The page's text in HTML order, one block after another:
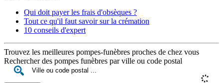
Qui doit payer les frais d'obsèques ?
Tout ce qu'il faut savoir sur la crémation
10 conseils d'expert
Trouvez les meilleures pompes-funèbres proches de chez vous
Rechercher des pompes funèbres par ville ou code postal